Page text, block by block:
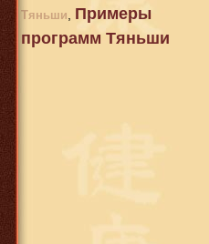
Тяньши
Примеры
программ Тяньши